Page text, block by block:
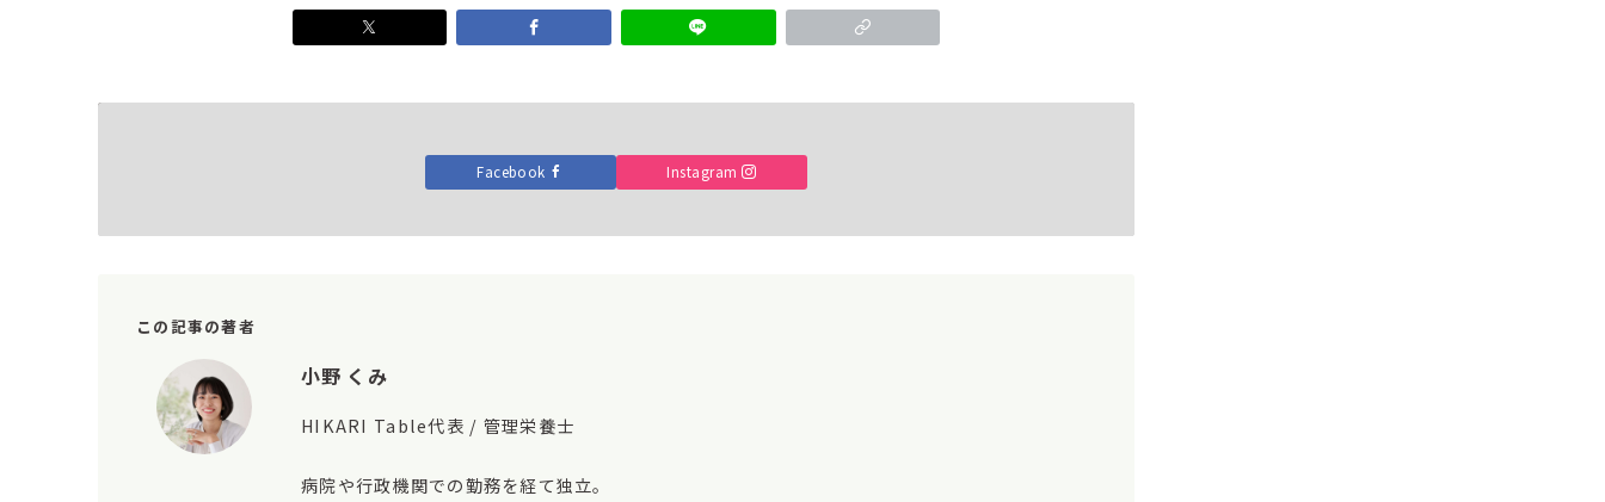
Facebook Instagram
この記事の著者
小野 くみ
HIKARI Table代表 / 管理栄養士
病院や行政機関での勤務を経て独立。